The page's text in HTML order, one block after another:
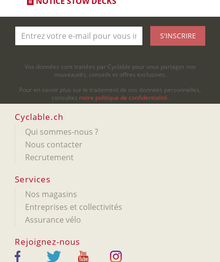
S'INSCRIRE
Vos données sont traitées par Cyclable pour vous partager nos
nouveautés, conseils et offres exclusives.
Pour en savoir plus sur le traitement de vos données personnelles,
consultez notre politique de confidentialité.
Cyclable.ch
Qui sommes-nous ?
Nous contacter
Recrutement
Services
Nos magasins
Entreprises et collectivités
Assurance vélo
Rejoignez-nous